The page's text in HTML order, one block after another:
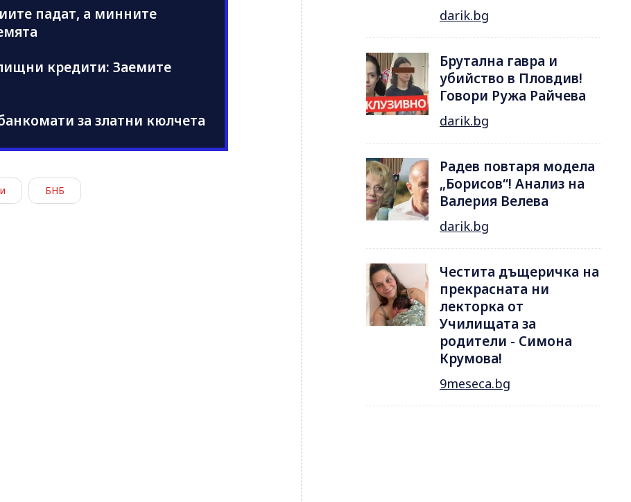
падат, а минните
кредити: Заемите
за златни кюлчета
БНБ
darik.bg
Брутална гавра и
убийство в Пловдив!
Говори Ружа Райчева
darik.bg
Радев повтаря модела
„Борисов“! Анализ на
Валерия Велева
darik.bg
Честита дъщеричка на
прекрасната ни
лекторка от
Училищата за
родители - Симона
Крумова!
9meseca.bg